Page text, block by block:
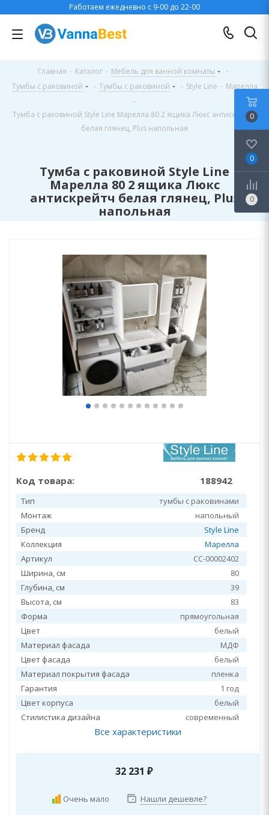
Работаем ежедневно с 9-00 до 22-00
Главная - Каталог - Мебель для ванной комнаты
-
Тумбы с раковиной
- Тумбы с раковиной - Style Line - Марелла
-
Тумба с раковиной Style Line Марелла 80 2 ящика Люкс антискрейтч
белая глянец, Plus напольная
Тумба с раковиной Style Line
Марелла 80 2 ящика Люкс
антискрейтч белая глянец, Plus
напольная
Код товара: 188942
Тип
тумбы с раковинами
Монтаж
напольный
Бренд
Style Line
Коллекция
Марелла
Артикул
СС-00002402
Ширина, см
80
Глубина, см
39
Высота, см
83
Форма
прямоугольная
Цвет
белый
Материал фасада
МДФ
Цвет фасада
белый
Материал покрытия фасада
пленка
Гарантия
1 год
Цвет корпуса
белый
Стилистика дизайна
современный
Все характеристики
32 231 ₽
Очень мало Нашли дешевле?
0
0
0